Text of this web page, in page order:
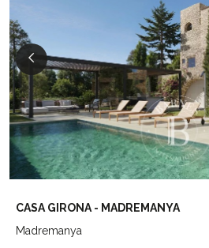
CASA GIRONA - MADREMANYA
Madremanya